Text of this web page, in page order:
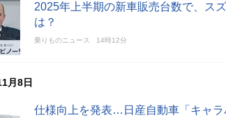
2025年上半期の新車販売台数で、ス
は？
乗りものニュース 14時12分
月8日
仕様向上を発表…日産自動車「キャラ